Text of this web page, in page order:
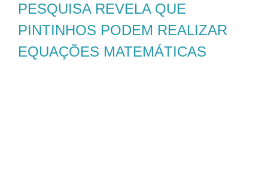
PESQUISA REVELA QUE
PINTINHOS PODEM REALIZAR
EQUAÇÕES MATEMÁTICAS